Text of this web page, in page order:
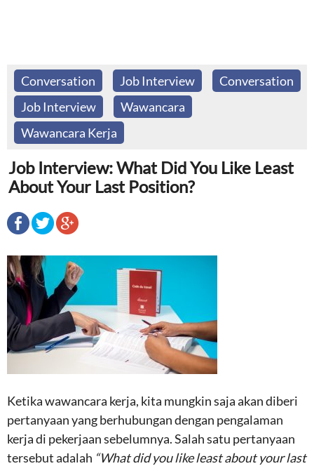
Conversation Job Interview
Conversation
Job Interview
Wawancara
Wawancara Kerja
Job Interview: What Did You Like Least
About Your Last Position?
Ketika wawancara kerja, kita mungkin saja akan diberi
pertanyaan yang berhubungan dengan pengalaman
kerja di pekerjaan sebelumnya. Salah satu pertanyaan
tersebut adalah “What did you like least about your last